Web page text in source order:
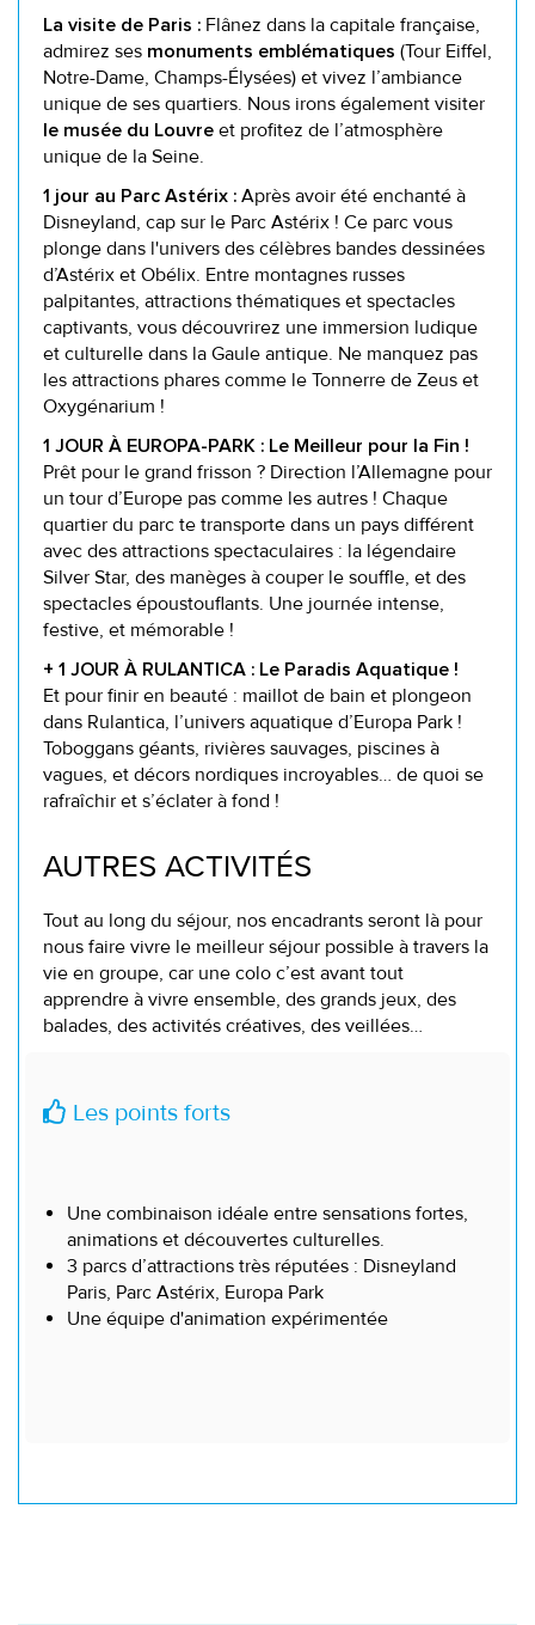
La visite de Paris : Flânez dans la capitale française,
admirez ses monuments emblématiques (Tour Eiffel,
Notre-Dame, Champs-Élysées) et vivez l’ambiance
unique de ses quartiers. Nous irons également visiter
le musée du Louvre et profitez de l’atmosphère
unique de la Seine.
1 jour au Parc Astérix : Après avoir été enchanté à
Disneyland, cap sur le Parc Astérix ! Ce parc vous
plonge dans l'univers des célèbres bandes dessinées
d’Astérix et Obélix. Entre montagnes russes
palpitantes, attractions thématiques et spectacles
captivants, vous découvrirez une immersion ludique
et culturelle dans la Gaule antique. Ne manquez pas
les attractions phares comme le Tonnerre de Zeus et
Oxygénarium !
1 JOUR À EUROPA-PARK : Le Meilleur pour la Fin !
Prêt pour le grand frisson ? Direction l’Allemagne pour
un tour d’Europe pas comme les autres ! Chaque
quartier du parc te transporte dans un pays différent
avec des attractions spectaculaires : la légendaire
Silver Star, des manèges à couper le souffle, et des
spectacles époustouflants. Une journée intense,
festive, et mémorable !
+ 1 JOUR À RULANTICA : Le Paradis Aquatique !
Et pour finir en beauté : maillot de bain et plongeon
dans Rulantica, l’univers aquatique d’Europa Park !
Toboggans géants, rivières sauvages, piscines à
vagues, et décors nordiques incroyables… de quoi se
rafraîchir et s’éclater à fond !
AUTRES ACTIVITÉS
Tout au long du séjour, nos encadrants seront là pour
nous faire vivre le meilleur séjour possible à travers la
vie en groupe, car une colo c’est avant tout
apprendre à vivre ensemble, des grands jeux, des
balades, des activités créatives, des veillées…
Les points forts
Une combinaison idéale entre sensations fortes,
animations et découvertes culturelles.
3 parcs d’attractions très réputées : Disneyland
Paris, Parc Astérix, Europa Park
Une équipe d'animation expérimentée